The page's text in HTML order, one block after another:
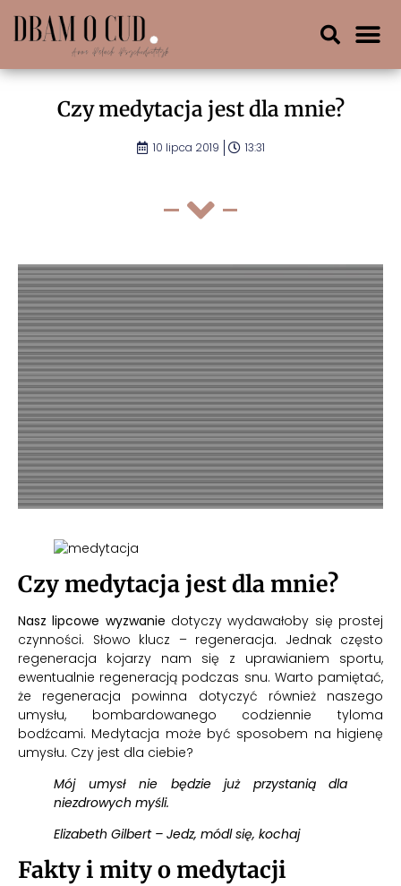
Czy medytacja jest dla mnie?
10 lipca 2019 13:31
Czy medytacja jest dla mnie?
Nasz lipcowe wyzwanie dotyczy wydawałoby się prostej
czynności. Słowo klucz – regeneracja. Jednak często
regeneracja kojarzy nam się z uprawianiem sportu,
ewentualnie regeneracją podczas snu. Warto pamiętać,
że regeneracja powinna dotyczyć również naszego
umysłu, bombardowanego codziennie tyloma
bodźcami. Medytacja może być sposobem na higienę
umysłu. Czy jest dla ciebie?
Mój umysł nie będzie już przystanią dla
niezdrowych myśli.
Elizabeth Gilbert – Jedz, módl się, kochaj
Fakty i mity o medytacji